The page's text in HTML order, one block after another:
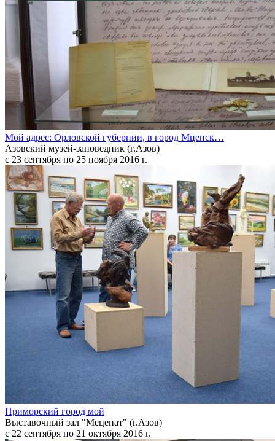
Мой адрес: Орловской губернии, в город Мценск…
Азовский музей-заповедник (г.Азов)
с 23 сентября по 25 ноября 2016 г.
Приморский город мой
Выставочный зал "Меценат" (г.Азов)
с 22 сентября по 21 октября 2016 г.